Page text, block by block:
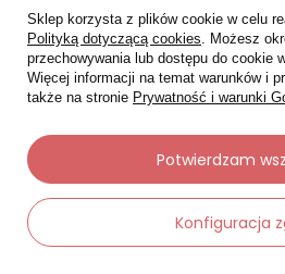
YOPE
0.0
33,49 zł
Sklep korzysta z plików cookie w celu
Polityką dotyczącą cookies. Możesz
przechowywania lub dostępu do cookie
Więcej informacji na temat warunków i
także na stronie Prywatność i warunki
Konfiguracja
Potwierdzam